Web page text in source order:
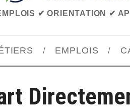
✔ ORIENTATION ✔
EMPLOIS